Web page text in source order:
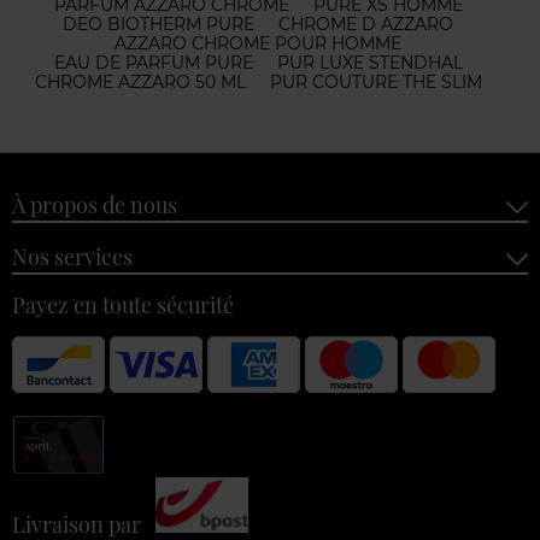
PARFUM AZZARO CHROME
PURE XS HOMME
DEO BIOTHERM PURE
CHROME D AZZARO
AZZARO CHROME POUR HOMME
EAU DE PARFUM PURE
PUR LUXE STENDHAL
CHROME AZZARO 50 ML
PUR COUTURE THE SLIM
À propos de nous
Nos services
Payez en toute sécurité
Livraison par